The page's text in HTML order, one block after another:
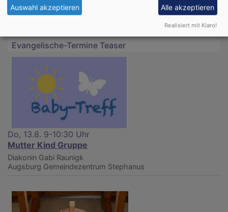
Evangelische-Termine Teaser
Do, 13.8. 9-10:30 Uhr
Mutter Kind Gruppe
Diakonin Gabi Raunigk
Augsburg Gemeindezentrum Stephanus
Auswahl akzeptieren Alle akzeptieren
Realisiert mit Klaro!